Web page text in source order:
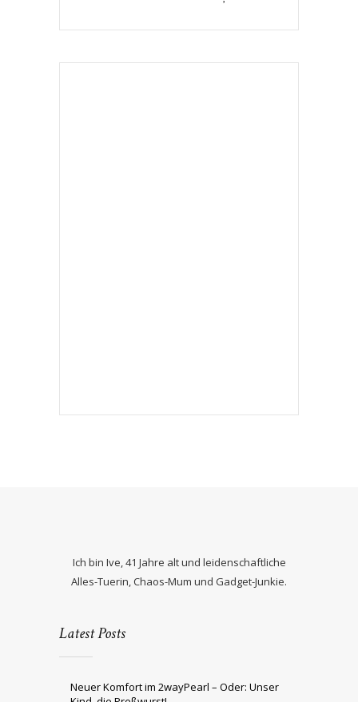
Ich bin Ive, 41 Jahre alt und leidenschaftliche
Alles-Tuerin, Chaos-Mum und Gadget-Junkie.
Latest Posts
Neuer Komfort im 2wayPearl – Oder: Unser